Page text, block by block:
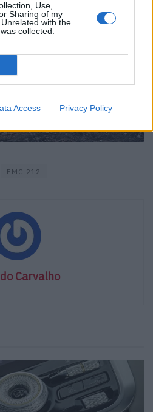
Use,
Sharing of my
with the
collected.
Access Privacy Policy
EMC 212
Carvalho